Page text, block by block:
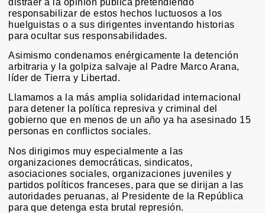
responsabilizar de estos hechos luctuosos a los
huelguistas o a sus dirigentes inventando historias
para ocultar sus responsabilidades.
Asimismo condenamos enérgicamente la detención
arbitraria y la golpiza salvaje al Padre Marco Arana,
líder de Tierra y Libertad.
Llamamos a la más amplia solidaridad internacional
para detener la política represiva y criminal del
gobierno que en menos de un año ya ha asesinado 15
personas en conflictos sociales.
Nos dirigimos muy especialmente a las
organizaciones democráticas, sindicatos,
asociaciones sociales, organizaciones juveniles y
partidos políticos franceses, para que se dirijan a las
autoridades peruanas, al Presidente de la República
para que detenga esta brutal represión.